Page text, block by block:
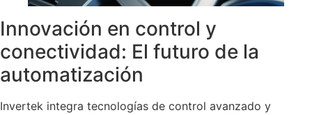
Innovación en control y
conectividad: El futuro de la
automatización
Invertek integra tecnologías de control avanzado y